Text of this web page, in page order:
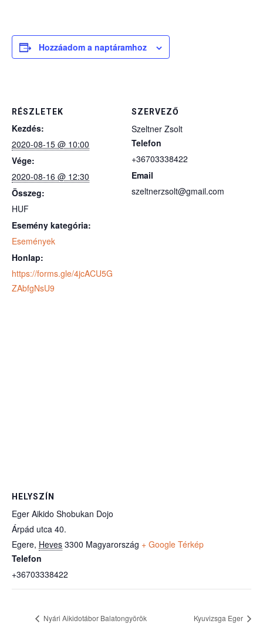
Hozzáadom a naptáramhoz
RÉSZLETEK
Kezdés:
2020-08-15 @ 10:00
Vége:
2020-08-16 @ 12:30
Összeg:
HUF
Esemény kategória:
Események
Honlap:
https://forms.gle/4jcACU5G
ZAbfgNsU9
SZERVEZŐ
Szeltner Zsolt
Telefon
+36703338422
Email
szeltnerzsolt@gmail.com
HELYSZÍN
Eger Aikido Shobukan Dojo
Árpád utca 40.
Egere, Heves 3300 Magyarország + Google Térkép
Telefon
+36703338422
Nyári Aikidotábor Balatongyörök Kyuvizsga Eger